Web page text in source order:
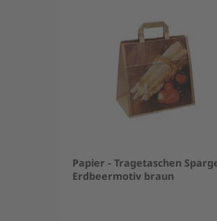
Papier - Tragetaschen
Erdbeermotiv braun